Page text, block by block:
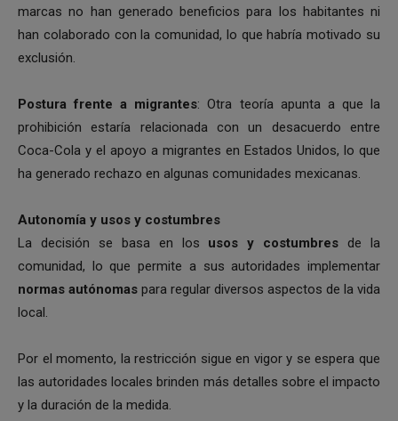
marcas no han generado beneficios para los habitantes ni
han colaborado con la comunidad, lo que habría motivado su
exclusión.
Postura frente a migrantes: Otra teoría apunta a que la
prohibición estaría relacionada con un desacuerdo entre
Coca-Cola y el apoyo a migrantes en Estados Unidos, lo que
ha generado rechazo en algunas comunidades mexicanas.
Autonomía y usos y costumbres
La decisión se basa en los usos y costumbres de la
comunidad, lo que permite a sus autoridades implementar
normas autónomas para regular diversos aspectos de la vida
local.
Por el momento, la restricción sigue en vigor y se espera que
las autoridades locales brinden más detalles sobre el impacto
y la duración de la medida.